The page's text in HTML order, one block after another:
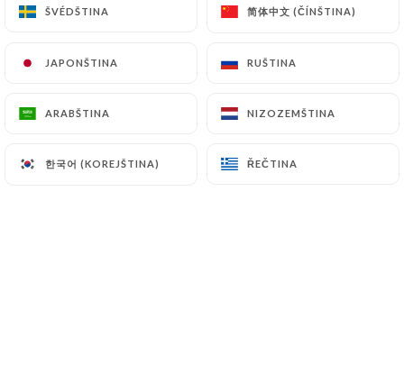
ŠVÉDŠTINA 简体中文 (ČÍNŠTINA)
JAPONŠTINA RUŠTINA
ARABŠTINA NIZOZEMŠTINA
한국어 (KOREJŠTINA) ŘEČTINA
ŠVÉDŠTINA 简体中文 (ČÍNŠTINA)
JAPONŠTINA RUŠTINA
ARABŠTINA NIZOZEMŠTINA
한국어 (KOREJŠTINA) ŘEČTINA